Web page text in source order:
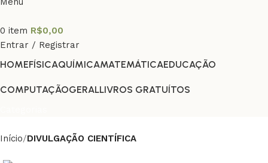
0 item R$0,00
Entrar / Registrar
HOMEFÍSICAQUÍMICAMATEMÁTICAEDUCAÇÃO
COMPUTAÇÃOGERALLIVROS GRATUÍTOS
Início DIVULGAÇÃO CIENTÍFICA